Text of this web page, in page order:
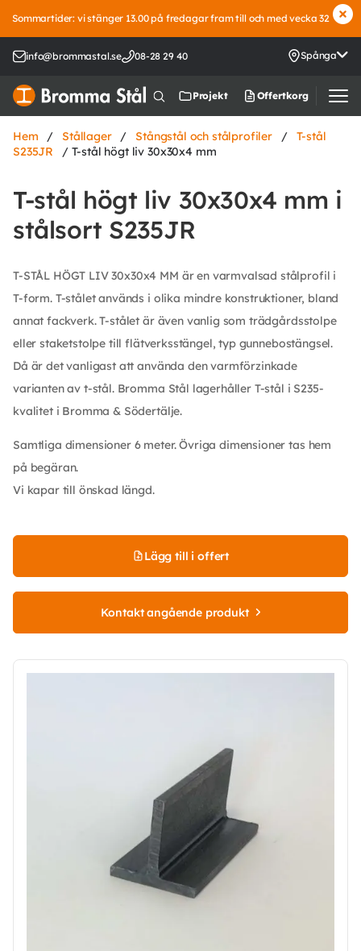
Sommartider: vi stänger 13.00 på fredagar fram till och med vecka 32
info@brommastal.se 08-28 29 40 Spånga
Projekt Offertkorg
Hem / Stållager / Stångstål och stålprofiler /
T-stål
S235JR
/ T-stål högt liv 30x30x4 mm
T-stål högt liv 30x30x4 mm i
stålsort S235JR
T-STÅL HÖGT LIV 30x30x4 MM är en varmvalsad stålprofil i
T-form. T-stålet används i olika mindre konstruktioner, bland
annat fackverk. T-stålet är även vanlig som trädgårdsstolpe
eller staketstolpe till flätverksstängel, typ gunnebostängsel.
Då är det vanligast att använda den varmförzinkade
varianten av t-stål. Bromma Stål lagerhåller T-stål i S235-
kvalitet i Bromma & Södertälje.
Samtliga dimensioner 6 meter. Övriga dimensioner tas hem
på begäran.
Vi kapar till önskad längd.
Lägg till i offert
Kontakt angående produkt